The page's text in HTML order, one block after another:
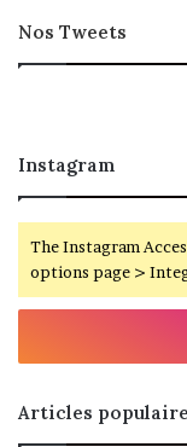
Nos Tweets
Instagram
The Instagram
options page >
Articles